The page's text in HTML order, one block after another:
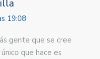
19:08
gente que se cree
que hace es